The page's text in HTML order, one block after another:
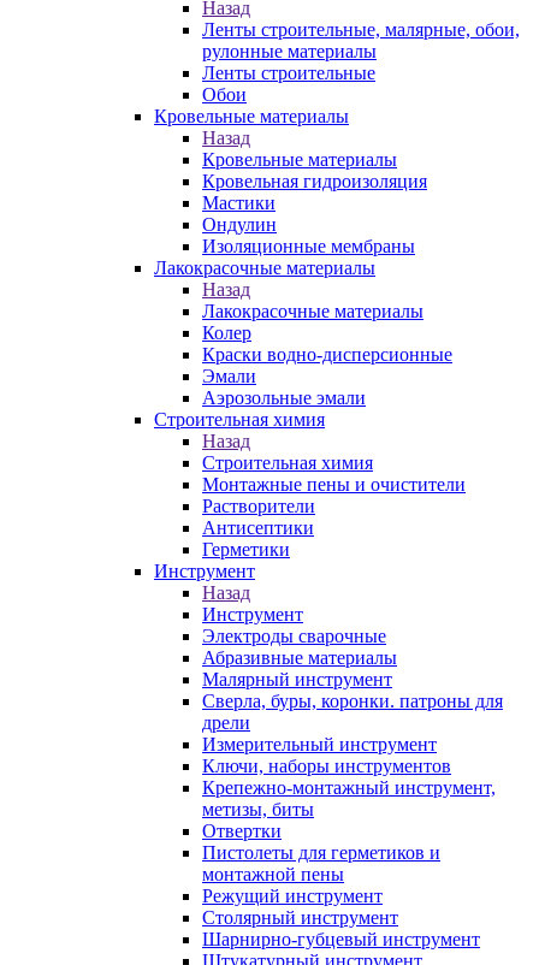
Назад
Ленты строительные, малярные, обои,
рулонные материалы
Ленты строительные
Обои
Кровельные материалы
Назад
Кровельные материалы
Кровельная гидроизоляция
Мастики
Ондулин
Изоляционные мембраны
Лакокрасочные материалы
Назад
Лакокрасочные материалы
Колер
Краски водно-дисперсионные
Эмали
Аэрозольные эмали
Строительная химия
Назад
Строительная химия
Монтажные пены и очистители
Растворители
Антисептики
Герметики
Инструмент
Назад
Инструмент
Электроды сварочные
Абразивные материалы
Малярный инструмент
Сверла, буры, коронки. патроны для
дрели
Измерительный инструмент
Ключи, наборы инструментов
Крепежно-монтажный инструмент,
метизы, биты
Отвертки
Пистолеты для герметиков и
монтажной пены
Режущий инструмент
Столярный инструмент
Шарнирно-губцевый инструмент
Штукатурный инструмент